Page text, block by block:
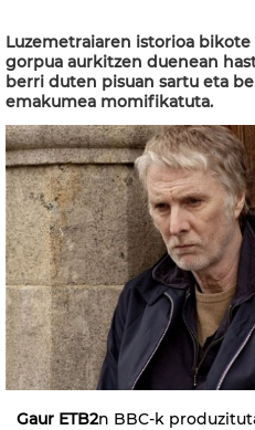
Luzemetraiaren istorioa
gorpua aurkitzen duenean
berri duten pisuan sartu eta
emakumea momifikatuta.
Gaur ETB2n BBC-k